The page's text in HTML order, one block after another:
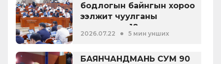
бодлогын байнгын хороо
ээлжит чуулганы
хугацаанд 18 удаа
хуралдаж, 36 асуудал
2026.07.22 • 5 мин унших
БАЯНЧАНДМАНЬ СУМ 90